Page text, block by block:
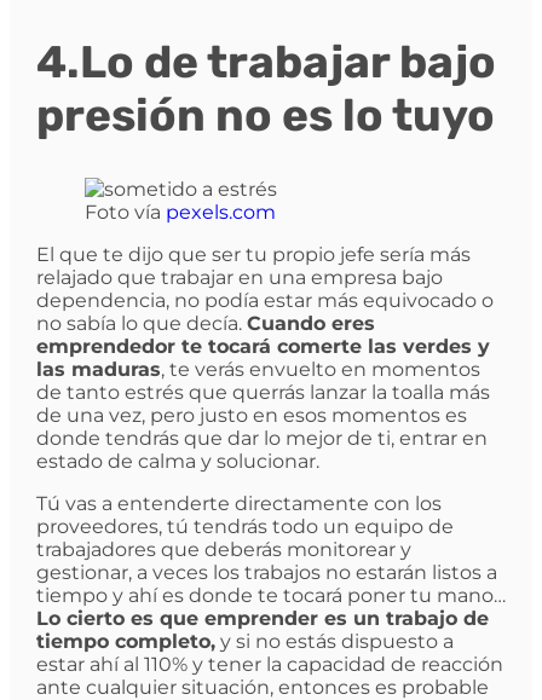
4.Lo de trabajar bajo
presión no es lo tuyo
Foto vía pexels.com
El que te dijo que ser tu propio jefe sería más
relajado que trabajar en una empresa bajo
dependencia, no podía estar más equivocado o
no sabía lo que decía. Cuando eres
emprendedor te tocará comerte las verdes y
las maduras, te verás envuelto en momentos
de tanto estrés que querrás lanzar la toalla más
de una vez, pero justo en esos momentos es
donde tendrás que dar lo mejor de ti, entrar en
estado de calma y solucionar.
Tú vas a entenderte directamente con los
proveedores, tú tendrás todo un equipo de
trabajadores que deberás monitorear y
gestionar, a veces los trabajos no estarán listos a
tiempo y ahí es donde te tocará poner tu mano…
Lo cierto es que emprender es un trabajo de
tiempo completo,y si no estás dispuesto a
estar ahí al 110% y tener la capacidad de reacción
ante cualquier situación, entonces es probable